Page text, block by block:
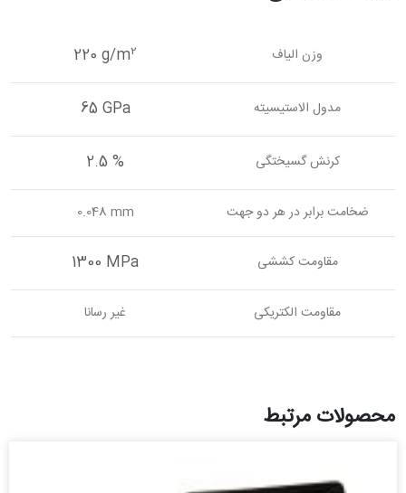
وزن الیاف 220 g/m2
مدول الاستیسیته 65 GPa
کرنش گسیختگی 2.5 %
ضخامت برابر در هر دو جهت 0.048 mm
مقاومت کششی 1300 MPa
مقاومت الکتریکی غیر رسانا
محصولات مرتبط